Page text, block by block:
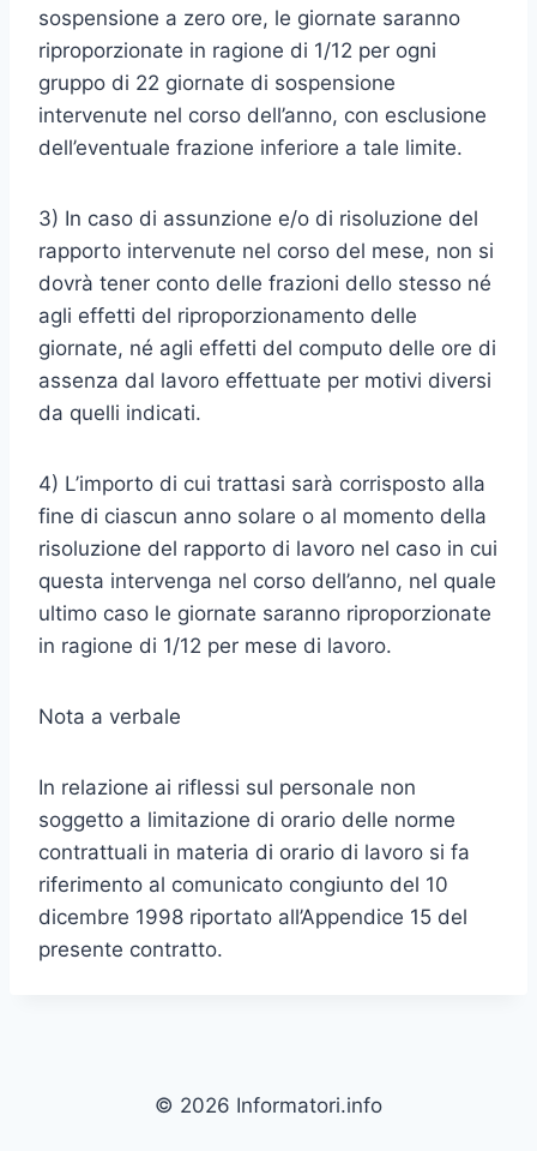
sospensione a zero ore, le giornate saranno
riproporzionate in ragione di 1/12 per ogni
gruppo di 22 giornate di sospensione
intervenute nel corso dell’anno, con esclusione
dell’eventuale frazione inferiore a tale limite.
3) In caso di assunzione e/o di risoluzione del
rapporto intervenute nel corso del mese, non si
dovrà tener conto delle frazioni dello stesso né
agli effetti del riproporzionamento delle
giornate, né agli effetti del computo delle ore di
assenza dal lavoro effettuate per motivi diversi
da quelli indicati.
4) L’importo di cui trattasi sarà corrisposto alla
fine di ciascun anno solare o al momento della
risoluzione del rapporto di lavoro nel caso in cui
questa intervenga nel corso dell’anno, nel quale
ultimo caso le giornate saranno riproporzionate
in ragione di 1/12 per mese di lavoro.
Nota a verbale
In relazione ai riflessi sul personale non
soggetto a limitazione di orario delle norme
contrattuali in materia di orario di lavoro si fa
riferimento al comunicato congiunto del 10
dicembre 1998 riportato all’Appendice 15 del
presente contratto.
© 2026 Informatori.info